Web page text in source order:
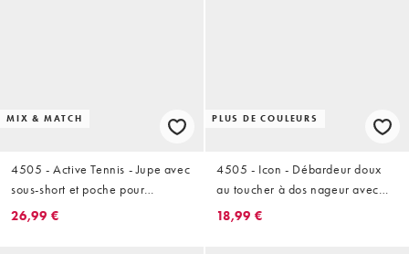
MIX & MATCH
4505 - Active Tennis - Jupe avec
sous-short et poche pour
téléphone - Vert court
26,99 €
PLUS DE COULEURS
4505 - Icon - Débardeur doux
au toucher à dos nageur avec
brassière intégrée à
18,99 €